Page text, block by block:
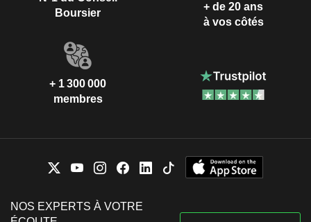
Boursier
+ de 20 ans
à vos côtés
+ 1 300 000
membres
NOS EXPERTS À VOTRE